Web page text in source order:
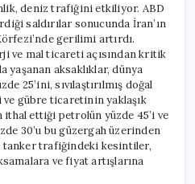
deniz trafiğini etkiliyor. ABD
saldırılar sonucunda İran’ın
gerilimi artırdı.
ve mal ticareti açısından kritik
yaşanan aksaklıklar, dünya
25’ini, sıvılaştırılmış doğal
gübre ticaretinin yaklaşık
ithal ettiği petrolün yüzde 45’i ve
30’u bu güzergah üzerinden
tanker trafiğindeki kesintiler,
ve fiyat artışlarına